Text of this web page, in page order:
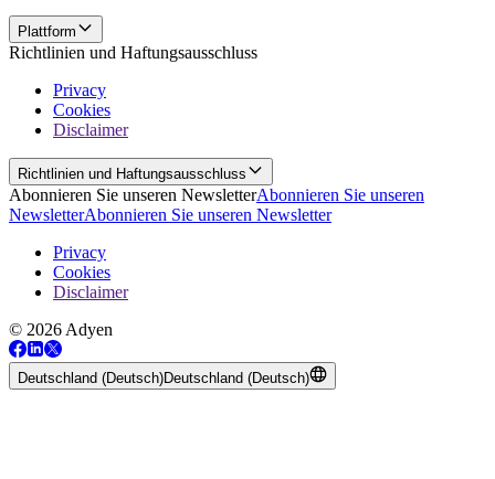
Plattform
Richtlinien und Haftungsausschluss
Privacy
Cookies
Disclaimer
Richtlinien und Haftungsausschluss
Abonnieren Sie unseren NewsletterAbonnieren Sie unseren
NewsletterAbonnieren Sie unseren Newsletter
Privacy
Cookies
Disclaimer
© 2026 Adyen
Deutschland (Deutsch)Deutschland (Deutsch)